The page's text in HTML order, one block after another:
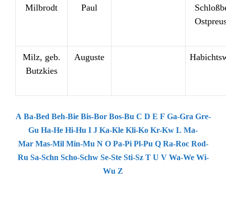
Milbrodt Paul
Milz, geb.
Butzkies
Auguste
A Ba-Bed Beh-Bie Bis-Bor Bos-Bu C D E F Ga-Gra Gre-
Gu Ha-He Hi-Hu I J Ka-Kle Kli-Ko Kr-Kw L Ma-
Mar Mas-Mil Min-Mu N O Pa-Pi Pl-Pu Q Ra-Roc Rod-
Ru Sa-Schn Scho-Schw Se-Ste Sti-Sz T U V Wa-We Wi-
Wu Z